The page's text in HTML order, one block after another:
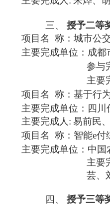
三、 授予二等
项 目 名 称： 城市公
主要完成单位：成都
参与
主要
项 目 名
称：基于行
主要完成单位：四川
主要完成人 : 易前民
项 目 名 称：智能e付
主要完成单位：中
主要
芸、
四、 授予三等